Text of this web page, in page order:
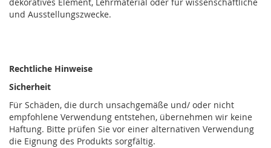
dekoratives Element, Lehrmaterial oder für wissenschaftliche
und Ausstellungszwecke.
Rechtliche Hinweise
Sicherheit
Für Schäden, die durch unsachgemäße und/ oder nicht
empfohlene Verwendung entstehen, übernehmen wir keine
Haftung. Bitte prüfen Sie vor einer alternativen Verwendung
die Eignung des Produkts sorgfältig.